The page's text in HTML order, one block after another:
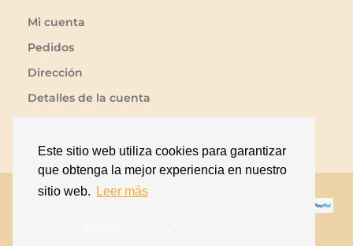
Este sitio web utiliza cookies para garantizar
que obtenga la mejor experiencia en nuestro
sitio web.
Leer más
Mi cuenta
Pedidos
Dirección
Detalles de la cuenta
Contraseña perdida